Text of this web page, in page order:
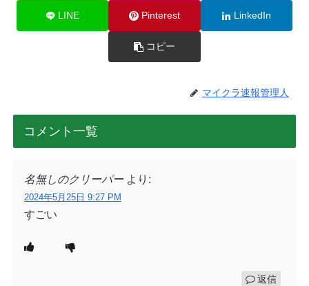
LINE Pinterest LinkedIn
コピー
マイクラ速報管理人
コメント一覧
名無しのクリーパー より:
2024年5月25日 9:27 PM
すごい
返信